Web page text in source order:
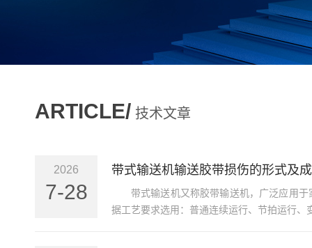
ARTICLE/ 技术文章
2026
7-28
带式输送机输送胶带损伤的形式及
带式输送机又称胶带输送机，广泛应用
据工艺要求选用：普通连续运行、节拍运行